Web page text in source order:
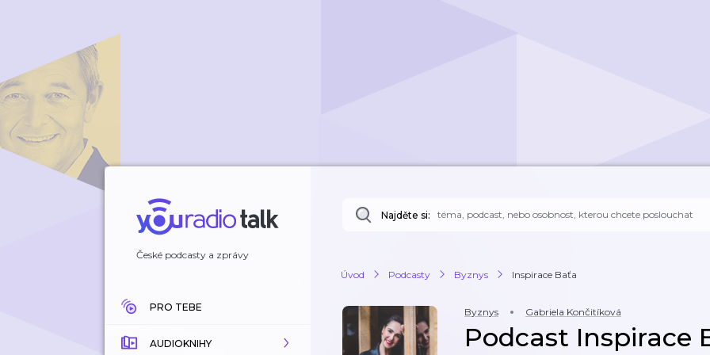
České podcasty a zprávy
PRO TEBE
AUDIOKNIHY
Najděte si:
Úvod Podcasty Byznys Inspirace Baťa
Byznys Gabriela Končitíková
Podcast Inspirace